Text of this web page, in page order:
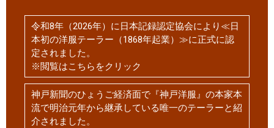
令和8年（2026年）に日本記録認定協会により≪日
本初の洋服テーラー（1868年起業）≫に正式に認
定されました。
※閲覧はこちらをクリック
神戸新聞のひょうご経済面で『神戸洋服』の本家本
流で明治元年から継承している唯一のテーラーと紹
介されました。